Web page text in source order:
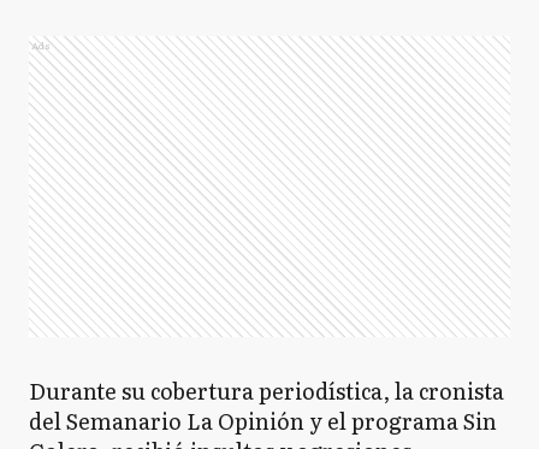
Ads
Durante su cobertura periodística, la cronista
del Semanario La Opinión y el programa Sin